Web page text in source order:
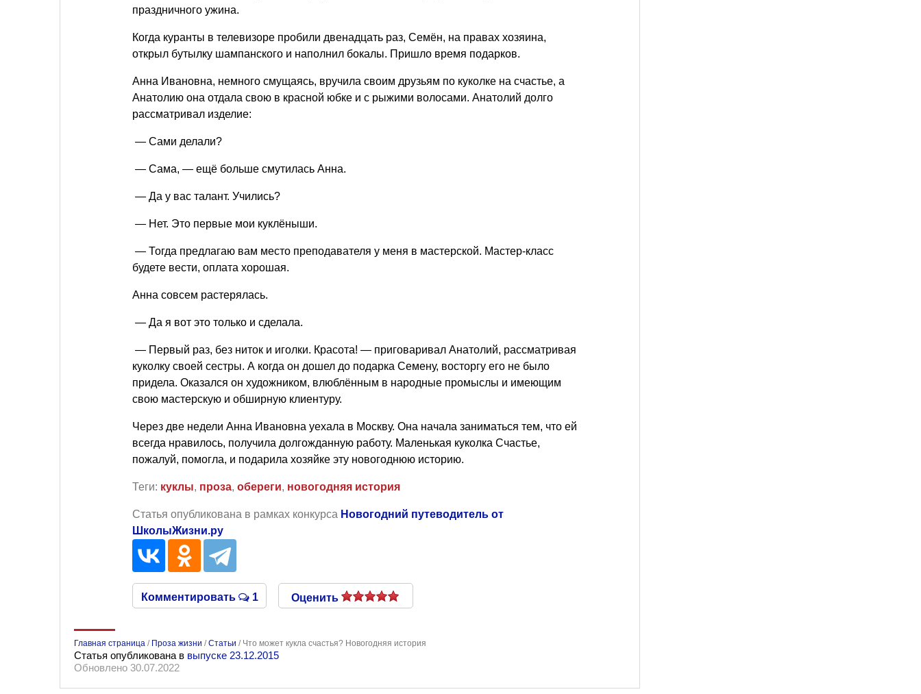
праздничного ужина.
Когда куранты в телевизоре пробили двенадцать раз, Семён, на правах хозяина,
открыл бутылку шампанского и наполнил бокалы. Пришло время подарков.
Анна Ивановна, немного смущаясь, вручила своим друзьям по куколке на счастье, а
Анатолию она отдала свою в красной юбке и с рыжими волосами. Анатолий долго
рассматривал изделие:
— Сами делали?
— Сама, — ещё больше смутилась Анна.
— Да у вас талант. Учились?
— Нет. Это первые мои куклёныши.
— Тогда предлагаю вам место преподавателя у меня в мастерской. Мастер-класс
будете вести, оплата хорошая.
Анна совсем растерялась.
— Да я вот это только и сделала.
— Первый раз, без ниток и иголки. Красота! — приговаривал Анатолий, рассматривая
куколку своей сестры. А когда он дошел до подарка Семену, восторгу его не было
придела. Оказался он художником, влюблённым в народные промыслы и имеющим
свою мастерскую и обширную клиентуру.
Через две недели Анна Ивановна уехала в Москву. Она начала заниматься тем, что ей
всегда нравилось, получила долгожданную работу. Маленькая куколка Счастье,
пожалуй, помогла, и подарила хозяйке эту новогоднюю историю.
Теги: куклы, проза, обереги, новогодняя история
Статья опубликована в рамках конкурса Новогодний путеводитель от
ШколыЖизни.ру
Комментировать 1 Оценить
Главная страница / Проза жизни /Статьи / Что может кукла счастья? Новогодняя история
Статья опубликована в выпуске 23.12.2015
Обновлено 30.07.2022